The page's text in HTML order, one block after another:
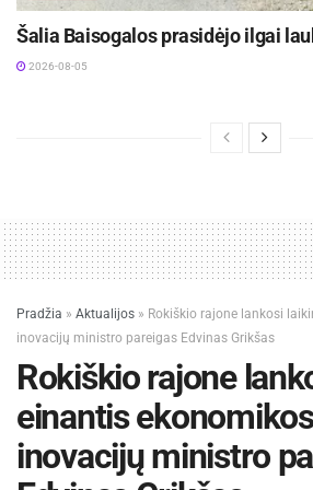
Šalia Baisogalos prasidėjo ilgai
2026-08-05
Pradžia » Aktualijos » Rokiškio rajone lankosi
inovacijų ministro pareigas Edvinas Grikšas
Rokiškio rajone
einantis
inovacijų ministro